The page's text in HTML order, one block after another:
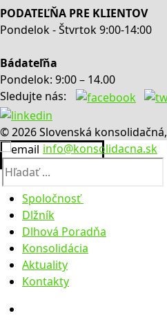
PODATEĽŇA PRE KLIENTOV
Pondelok - Štvrtok 9:00-14:00
Bádateľňa
Pondelok: 9:00 – 14.00
Sledujte nás:
© 2026 Slovenská
info@konsolidacna.sk
Hľadať:
Spoločnosť
O nás
Výročné správy
Úradná tabuľa
Faktúry
Objednávky
Legislatíva
Zúčtovacie údaje
Dlžník
Dlhová Poradňa
Konsolidácia
Aktuality
Kontakty